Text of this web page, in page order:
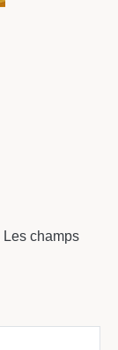
Les champs